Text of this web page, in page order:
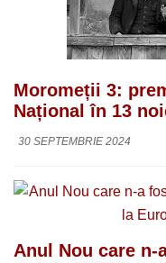
Moromeții 3:
Național în 13
30 SEPTEMBRIE 2024
Anul Nou care